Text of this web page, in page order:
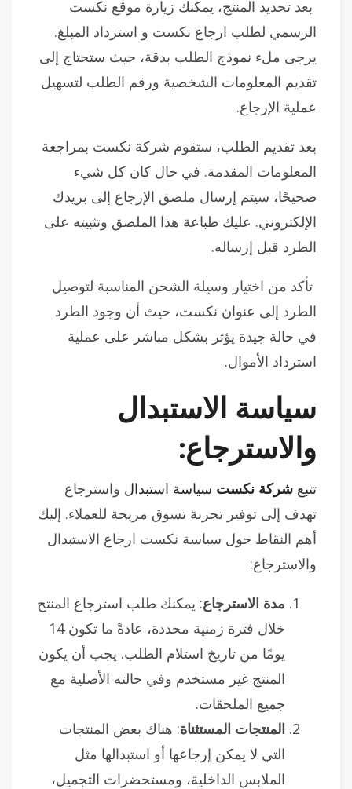
بعد تحديد المنتج، يمكنك زيارة موقع نكست
الرسمي لطلب ارجاع نكست و استرداد المبلغ.
يرجى ملء نموذج الطلب بدقة، حيث ستحتاج إلى
تقديم المعلومات الشخصية ورقم الطلب لتسهيل
عملية الإرجاع.
بعد تقديم الطلب، ستقوم شركة نكست بمراجعة
المعلومات المقدمة. في حال كان كل شيء
صحيحًا، سيتم إرسال ملصق الإرجاع إلى بريدك
الإلكتروني. عليك طباعة هذا الملصق وتثبيته على
الطرد قبل إرساله.
تأكد من اختيار وسيلة الشحن المناسبة لتوصيل
الطرد إلى عنوان نكست، حيث أن وجود الطرد
في حالة جيدة يؤثر بشكل مباشر على عملية
استرداد الأموال.
سياسة الاستبدال
والاسترجاع:
تتبع شركة نكست سياسة استبدال واسترجاع
تهدف إلى توفير تجربة تسوق مريحة للعملاء. إليك
أهم النقاط حول سياسة نكست ارجاع الاستبدال
والاسترجاع:
مدة الاسترجاع: يمكنك طلب استرجاع المنتج
خلال فترة زمنية محددة، عادةً ما تكون 14
يومًا من تاريخ استلام الطلب. يجب أن يكون
المنتج غير مستخدم وفي حالته الأصلية مع
جميع الملحقات.
المنتجات المستثناة: هناك بعض المنتجات
التي لا يمكن إرجاعها أو استبدالها مثل
الملابس الداخلية، ومستحضرات التجميل،